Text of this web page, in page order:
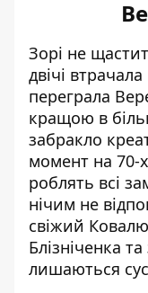
Зорі не
двічі
переграла
кращою в
забракло
момент на 70-
роблять всі
нічим не
свіжий
Блізніченка
лишаються